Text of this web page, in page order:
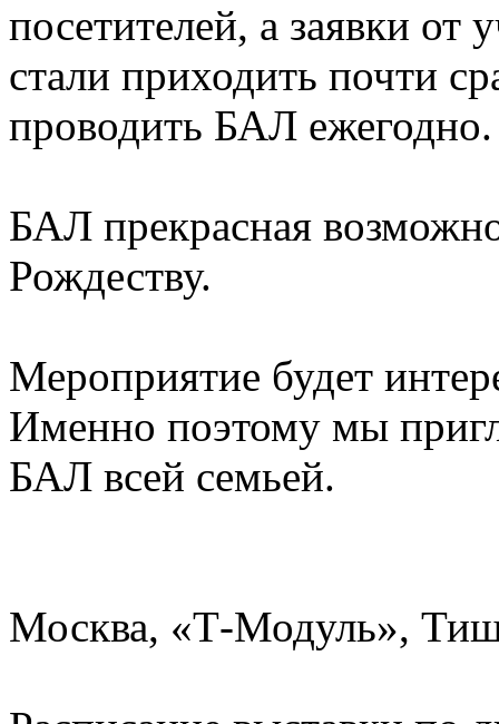
посетителей, а заявки от
стали приходить почти
проводить БАЛ
БАЛ прекрасная
Рождеству.
Мероприятие будет
Именно поэтому мы
БАЛ всей семьей.
Москва, «Т-Модуль»,